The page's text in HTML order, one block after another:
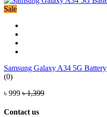
Sale
Samsung Galaxy A34 5G Battery
(0)
৳ 999 ৳ 1,399
Contact us